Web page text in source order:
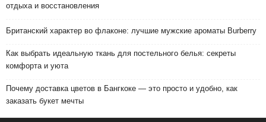
отдыха и восстановления
Британский характер во флаконе: лучшие мужские ароматы Burberry
Как выбрать идеальную ткань для постельного белья: секреты
комфорта и уюта
Почему доставка цветов в Бангкоке — это просто и удобно, как
заказать букет мечты